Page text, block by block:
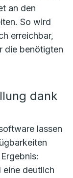
an den
So wird
erreichbar,
die benötigten
dank
lassen
eine deutlich